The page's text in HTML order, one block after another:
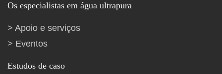
Os especialistas em água ultrapura
Apoio e serviços
Eventos
Estudos de caso